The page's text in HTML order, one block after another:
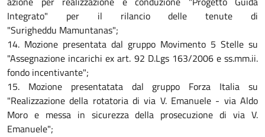
Integrato" per il rilancio delle tenute di
"Surigheddu Mamuntanas";
14. Mozione presentata dal gruppo Movimento 5 Stelle su
"Assegnazione incarichi ex art. 92 D.Lgs 163/2006 e ss.mm.ii.
fondo incentivante";
15. Mozione presentatata dal gruppo Forza Italia su
"Realizzazione della rotatoria di via V. Emanuele - via Aldo
Moro e messa in sicurezza della prosecuzione di via V.
Emanuele";